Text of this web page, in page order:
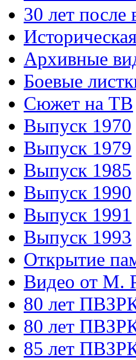
30 лет после
Архивные
Боевые
Сюжет на ТВ
Выпуск 1970
Выпуск 1979
Выпуск 1985
Выпуск 1990
Выпуск 1991
Выпуск 1993
Открытие
Видео от М.
80 лет
80 лет
85 лет